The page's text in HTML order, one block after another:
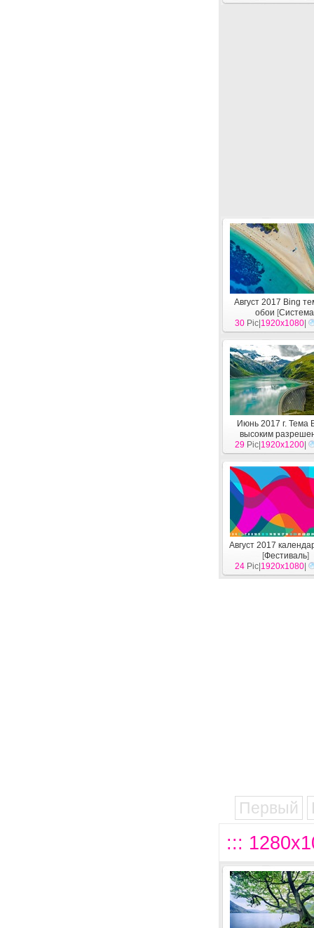
Август 2017 Bing
обои [Система
30 Pic| 1920x1080
Июнь 2017 г. Тема
высоким
[Система]
29 Pic| 1920x1200
Август 2017
[Фестиваль]
24 Pic| 1920x1080
Первый
:::